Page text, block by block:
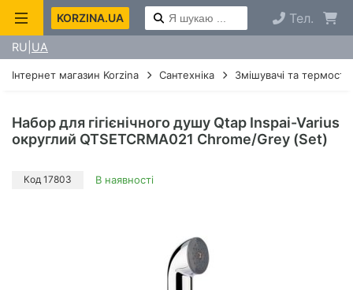
KORZINA.UA Тел.
RU UA
Інтернет магазин Korzina Сантехніка Змішувачі та
Набор для гігієнічного душу Qtap Inspai-Varius
округлий QTSETCRMA021 Chrome/Grey (Set)
Код 17803 В наявності